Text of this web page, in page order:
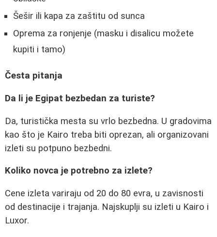
Šešir ili kapa za zaštitu od sunca
Oprema za ronjenje (masku i disalicu možete
kupiti i tamo)
Česta pitanja
Da li je Egipat bezbedan za turiste?
Da, turistička mesta su vrlo bezbedna. U gradovima
kao što je Kairo treba biti oprezan, ali organizovani
izleti su potpuno bezbedni.
Koliko novca je potrebno za izlete?
Cene izleta variraju od 20 do 80 evra, u zavisnosti
od destinacije i trajanja. Najskuplji su izleti u Kairo i
Luxor.